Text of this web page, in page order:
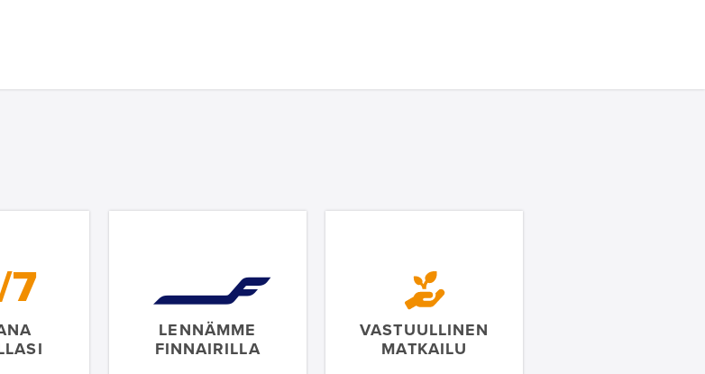
7
LENNÄMME
FINNAIRILLA
VASTUULLINEN
MATKAILU